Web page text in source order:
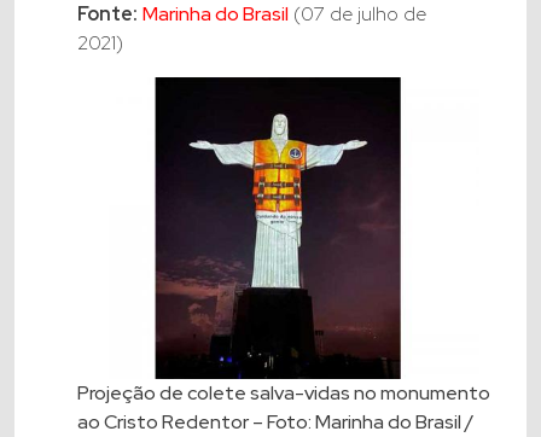
Fonte: Marinha do Brasil (07 de julho de
2021)
Projeção de colete salva-vidas no monumento
ao Cristo Redentor – Foto: Marinha do Brasil /